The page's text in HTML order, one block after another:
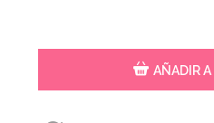
AÑADIR